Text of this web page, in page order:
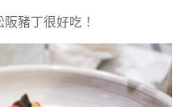
豬丁很好吃！